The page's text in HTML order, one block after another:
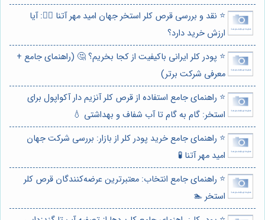
⭐️ نقد و بررسی قرص کلر استخر جهان امید مهر آتنا 🏊‍♂️: آیا
ارزش خرید دارد؟
⭐️ پودر کلر ایرانی باکیفیت از کجا بخریم؟ 🤔 (راهنمای جامع +
معرفی شرکت برتر)
⭐️ راهنمای جامع استفاده از قرص کلر آنزیم دار آکواپول برای
استخر: گام به گام تا آب شفاف و بهداشتی 💧
⭐️ راهنمای جامع خرید پودر کلر از بازار: بررسی شرکت جهان
امید مهر آتنا 🧪
⭐️ راهنمای جامع انتخاب: معتبرترین عرضه‌کنندگان قرص کلر
استخر 🏊